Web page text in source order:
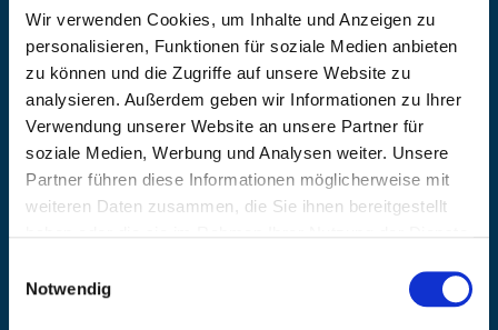
Wir verwenden Cookies, um Inhalte und Anzeigen zu
personalisieren, Funktionen für soziale Medien anbieten
zu können und die Zugriffe auf unsere Website zu
analysieren. Außerdem geben wir Informationen zu Ihrer
Verwendung unserer Website an unsere Partner für
soziale Medien, Werbung und Analysen weiter. Unsere
Partner führen diese Informationen möglicherweise mit
weiteren Daten zusammen, die Sie ihnen bereitgestellt
Notwendig
AGB nebst Kundeninformationen
Impressum
INFORMATIONEN
Preisvorschlag erstellen
Versandkosten & Lieferinformationen
Zahlungsbedingungen
Datenschutzerklärung
Widerrufsbelehrung
Erhalten Sie die neuesten Informationen zu Veranstaltungen,